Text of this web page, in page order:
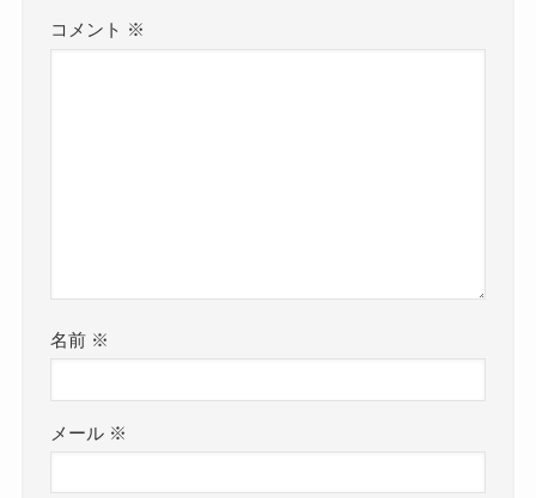
コメント ※
名前 ※
メール ※